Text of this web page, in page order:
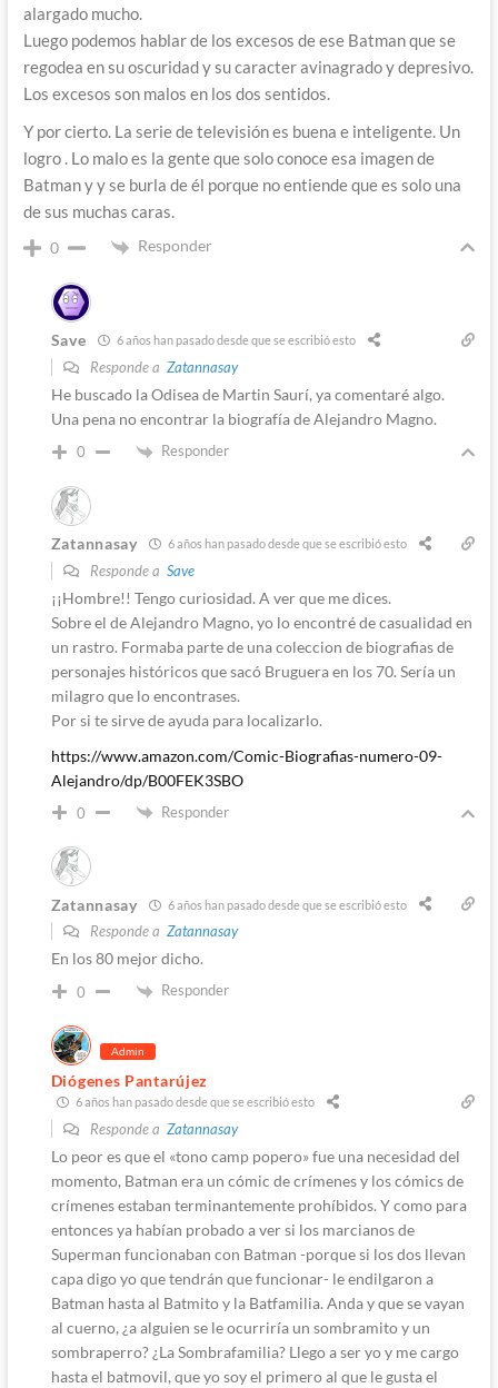
alargado mucho.
Luego podemos hablar de los excesos de ese Batman que se
regodea en su oscuridad y su caracter avinagrado y depresivo.
Los excesos son malos en los dos sentidos.
Y por cierto. La serie de televisión es buena e inteligente. Un
logro . Lo malo es la gente que solo conoce esa imagen de
Batman y y se burla de él porque no entiende que es solo una
de sus muchas caras.
0 Responder
Save 6 años han pasado desde que se escribió esto
Responde a Zatannasay
He buscado la Odisea de Martin Saurí, ya comentaré algo.
Una pena no encontrar la biografía de Alejandro Magno.
0 Responder
Zatannasay 6 años han pasado desde que se escribió esto
Responde a Save
¡¡Hombre!! Tengo curiosidad. A ver que me dices.
Sobre el de Alejandro Magno, yo lo encontré de casualidad en
un rastro. Formaba parte de una coleccion de biografias de
personajes históricos que sacó Bruguera en los 70. Sería un
milagro que lo encontrases.
Por si te sirve de ayuda para localizarlo.
https://www.amazon.com/Comic-Biografias-numero-09-
Alejandro/dp/B00FEK3SBO
0 Responder
Zatannasay 6 años han pasado desde que se escribió esto
Responde a Zatannasay
En los 80 mejor dicho.
0 Responder
Admin
Diógenes Pantarújez
6 años han pasado desde que se escribió esto
Responde a Zatannasay
Lo peor es que el «tono camp popero» fue una necesidad del
momento, Batman era un cómic de crímenes y los cómics de
crímenes estaban terminantemente prohíbidos. Y como para
entonces ya habían probado a ver si los marcianos de
Superman funcionaban con Batman -porque si los dos llevan
capa digo yo que tendrán que funcionar- le endilgaron a
Batman hasta al Batmito y la Batfamilia. Anda y que se vayan
al cuerno, ¿a alguien se le ocurriría un sombramito y un
sombraperro? ¿La Sombrafamilia? Llego a ser yo y me cargo
hasta el batmovil, que yo soy el primero al que le gusta el